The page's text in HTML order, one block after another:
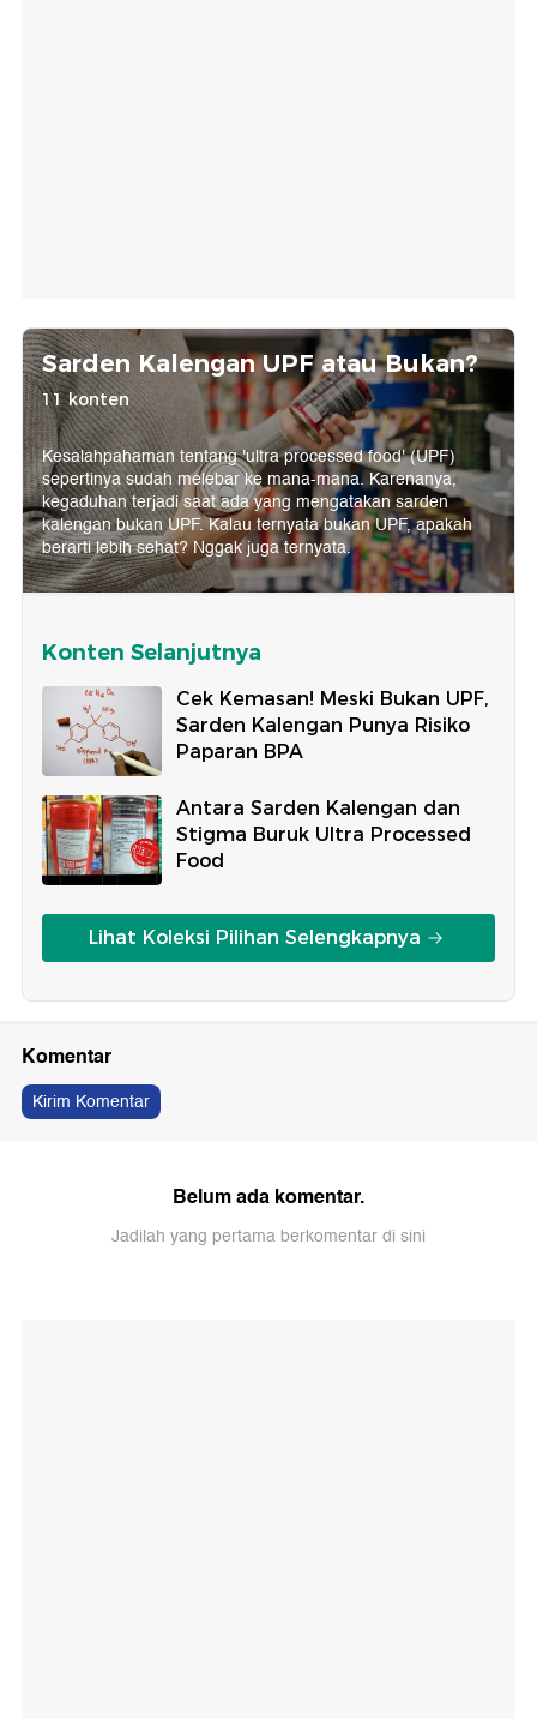
Sarden Kalengan UPF atau Bukan?
11 konten
Kesalahpahaman tentang 'ultra processed food' (UPF)
sepertinya sudah melebar ke mana-mana. Karenanya,
kegaduhan terjadi saat ada yang mengatakan sarden
kalengan bukan UPF. Kalau ternyata bukan UPF, apakah
berarti lebih sehat? Nggak juga ternyata.
Konten Selanjutnya
Cek Kemasan! Meski Bukan UPF,
Sarden Kalengan Punya Risiko
Paparan BPA
Antara Sarden Kalengan dan
Stigma Buruk Ultra Processed
Food
Lihat Koleksi Pilihan Selengkapnya
Komentar
Kirim Komentar
Belum ada komentar.
Jadilah yang pertama berkomentar di sini